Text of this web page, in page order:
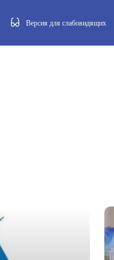
Версия для слабовидящих